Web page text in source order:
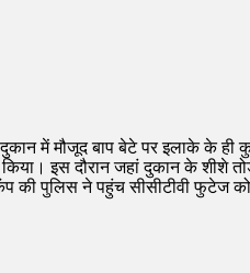
में मौजूद बाप बेटे पर इलाके के
इस दौरान जहां दुकान के शीशे
कैंप की पुलिस ने पहुंच सीसीटीवी